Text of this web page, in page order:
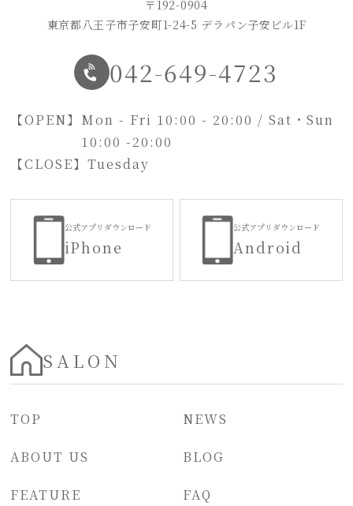
〒192-0904
東京都八王子市子安町1-24-5 デラパン子安ビル1F
042-649-4723
【OPEN】 Mon - Fri 10:00 - 20:00 / Sat・Sun
10:00 -20:00
【CLOSE】Tuesday
公式アプリダウンロード
iPhone
公式アプリダウンロード
Android
SALON
TOP
ABOUT US
FEATURE
NEWS
BLOG
FAQ